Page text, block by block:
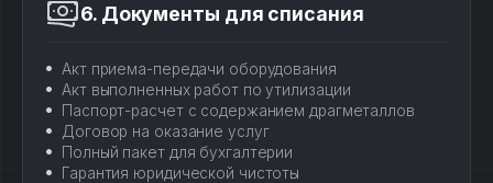
6. Документы для списания
Акт приема-передачи оборудования
Акт выполненных работ по утилизации
Паспорт-расчет с содержанием драгметаллов
Договор на оказание услуг
Полный пакет для бухгалтерии
Гарантия юридической чистоты